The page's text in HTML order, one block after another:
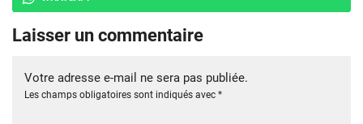
Laisser un commentaire
Votre adresse e-mail ne sera pas publiée.
Les champs obligatoires sont indiqués avec *